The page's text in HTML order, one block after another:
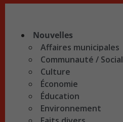
Nouvelles
Affaires municipales
Communauté / Social
Culture
Économie
Éducation
Environnement